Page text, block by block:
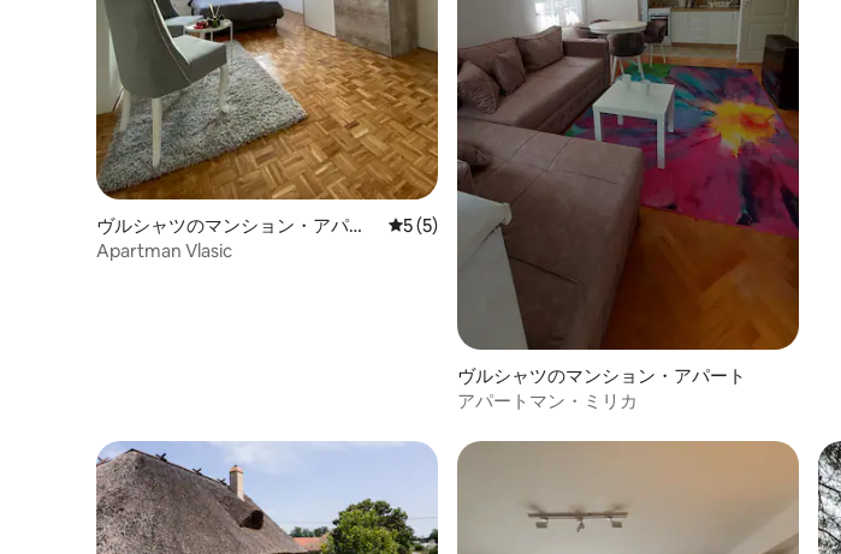
ヴルシャツのマンション・アパー
ト
レビュー5件、5つ星中5つ星の平均評価
5 (5)
Apartman Vlasic
ヴルシャツのマンション・アパート
アパートマン・ミリカ